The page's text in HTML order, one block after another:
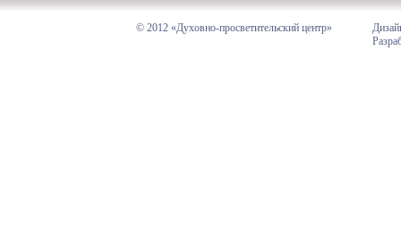
© 2012 «Духовно-просветительский центр»